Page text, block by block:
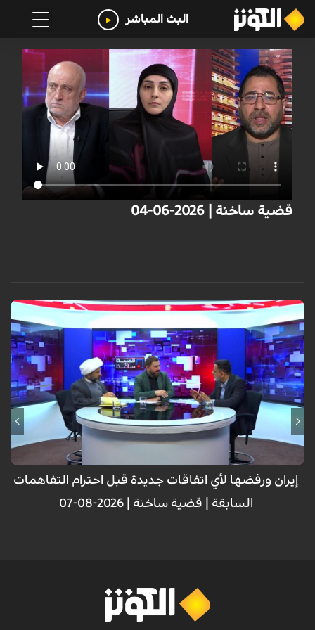
البث المباشر
قضية ساخنة | 2026-06-04
إيران ورفضها لأي اتفاقات جديدة قبل احترام التفاهمات
السابقة | قضية ساخنة | 2026-08-07